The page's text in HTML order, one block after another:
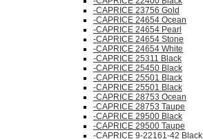
-CAPRICE 23756 Gold
-CAPRICE 24654 Ocean
-CAPRICE 24654 Pearl
-CAPRICE 24654 Stone
-CAPRICE 24654 White
-CAPRICE 25311 Black
-CAPRICE 25450 Black
-CAPRICE 25501 Black
-CAPRICE 25501 Black
-CAPRICE 28753 Ocean
-CAPRICE 28753 Taupe
-CAPRICE 29500 Black
-CAPRICE 29500 Taupe
-CAPRICE 9-22161-42 Black